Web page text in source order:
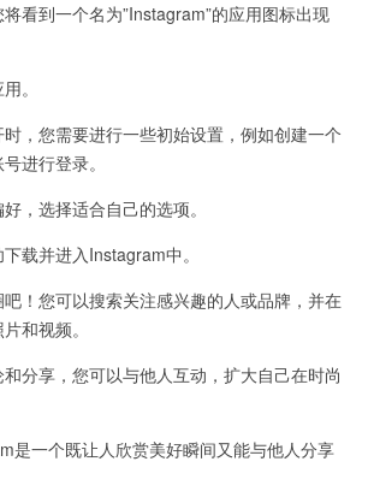
到一个名为”Instagram”的应用图标出现
。
您需要进行一些初始设置，例如创建一个
进行登录。
选择适合自己的选项。
并进入Instagram中。
您可以搜索关注感兴趣的人或品牌，并在
和视频。
享，您可以与他人互动，扩大自己在时尚
一个既让人欣赏美好瞬间又能与他人分享